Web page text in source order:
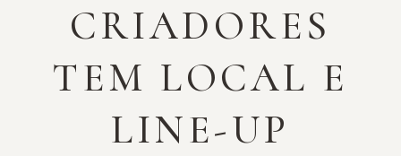
CRIADORES
TEM LOCAL E
LINE-UP